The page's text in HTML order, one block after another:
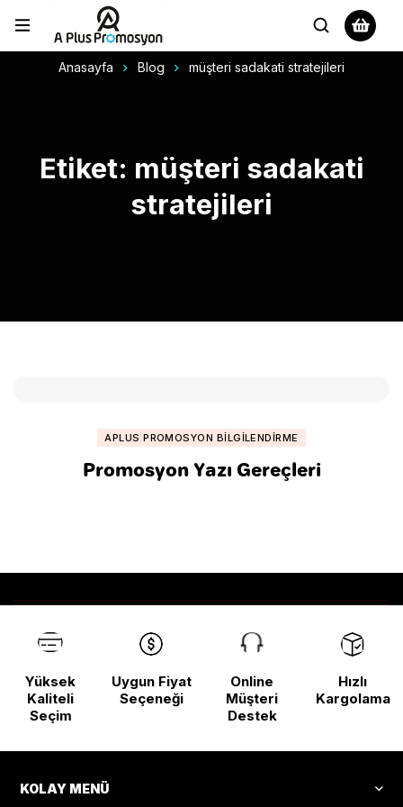
Anasayfa Blog müşteri sadakati stratejileri
Etiket: müşteri sadakati
stratejileri
APLUS PROMOSYON BILGILENDIRME
Promosyon Yazı Gereçleri
Yüksek
Kaliteli
Seçim
Uygun Fiyat
Seçeneği
Online
Müşteri
Destek
Hızlı
Kargolama
KOLAY MENÜ